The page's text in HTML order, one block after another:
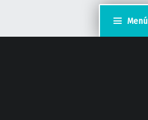
Menú